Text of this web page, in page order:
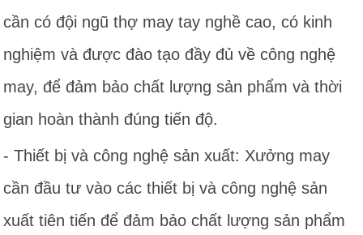
cần có đội ngũ thợ may tay nghề cao, có kinh
nghiệm và được đào tạo đầy đủ về công nghệ
may, để đảm bảo chất lượng sản phẩm và thời
gian hoàn thành đúng tiến độ.
- Thiết bị và công nghệ sản xuất: Xưởng may
cần đầu tư vào các thiết bị và công nghệ sản
xuất tiên tiến để đảm bảo chất lượng sản phẩm